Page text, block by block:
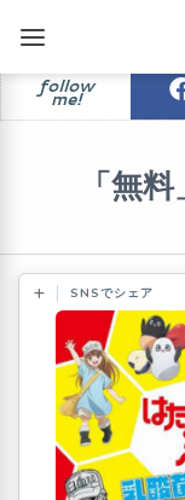
follow
me!
「無
SNSでシェア